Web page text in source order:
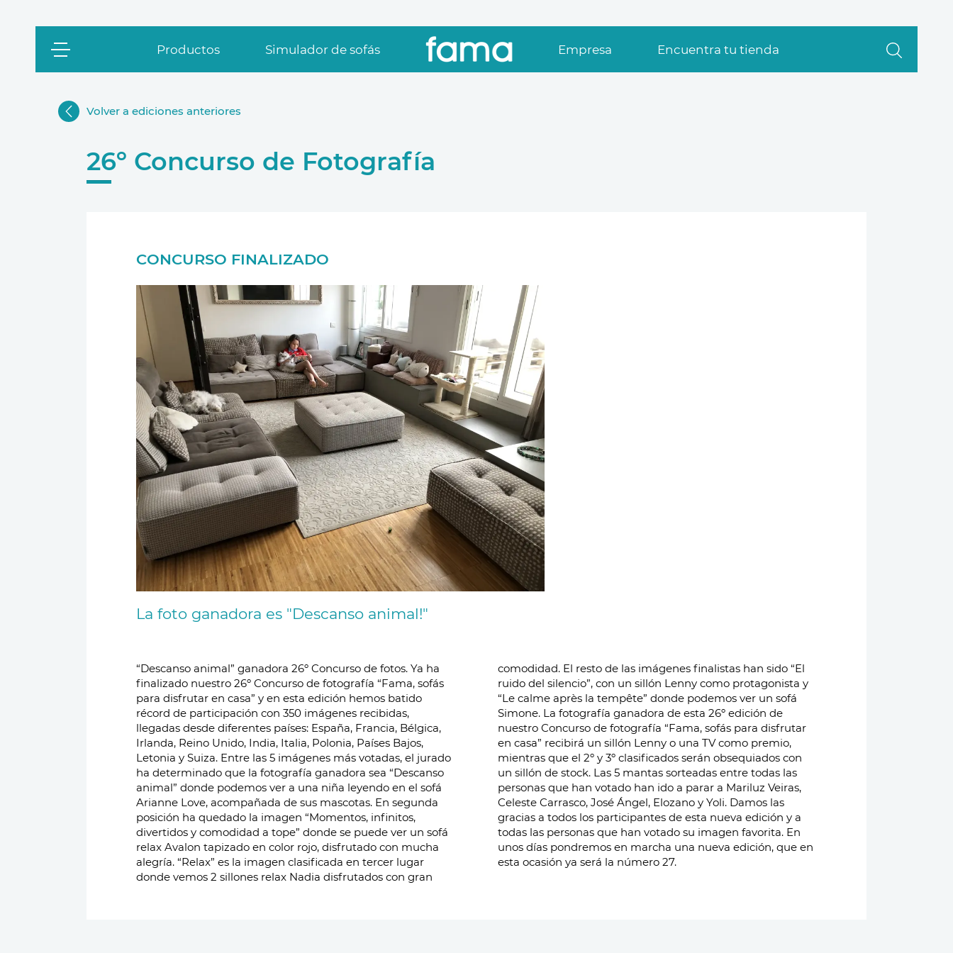
Productos Simulador de sofás Empresa Encuentra tu tienda
Volver a ediciones anteriores
26º Concurso de Fotografía
CONCURSO FINALIZADO
La foto ganadora es "Descanso animal!"
“Descanso animal” ganadora 26º Concurso de fotos. Ya ha
finalizado nuestro 26º Concurso de fotografía “Fama, sofás
para disfrutar en casa” y en esta edición hemos batido
récord de participación con 350 imágenes recibidas,
llegadas desde diferentes países: España, Francia, Bélgica,
Irlanda, Reino Unido, India, Italia, Polonia, Países Bajos,
Letonia y Suiza. Entre las 5 imágenes más votadas, el jurado
ha determinado que la fotografía ganadora sea “Descanso
animal” donde podemos ver a una niña leyendo en el sofá
Arianne Love, acompañada de sus mascotas. En segunda
posición ha quedado la imagen “Momentos, infinitos,
divertidos y comodidad a tope” donde se puede ver un sofá
relax Avalon tapizado en color rojo, disfrutado con mucha
alegría. “Relax” es la imagen clasificada en tercer lugar
donde vemos 2 sillones relax Nadia disfrutados con gran
comodidad. El resto de las imágenes finalistas han sido “El
ruido del silencio”, con un sillón Lenny como protagonista y
“Le calme après la tempête” donde podemos ver un sofá
Simone. La fotografía ganadora de esta 26º edición de
nuestro Concurso de fotografía “Fama, sofás para disfrutar
en casa” recibirá un sillón Lenny o una TV como premio,
mientras que el 2º y 3º clasificados serán obsequiados con
un sillón de stock. Las 5 mantas sorteadas entre todas las
personas que han votado han ido a parar a Mariluz Veiras,
Celeste Carrasco, José Ángel, Elozano y Yoli. Damos las
gracias a todos los participantes de esta nueva edición y a
todas las personas que han votado su imagen favorita. En
unos días pondremos en marcha una nueva edición, que en
esta ocasión ya será la número 27.